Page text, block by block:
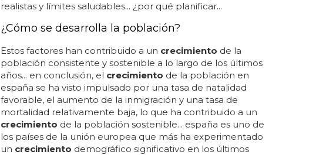
realistas y límites saludables... ¿por qué planificar...
¿Cómo se desarrolla la población?
Estos factores han contribuido a un crecimiento de la
población consistente y sostenible a lo largo de los últimos
años... en conclusión, el crecimiento de la población en
españa se ha visto impulsado por una tasa de natalidad
favorable, el aumento de la inmigración y una tasa de
mortalidad relativamente baja, lo que ha contribuido a un
crecimiento de la población sostenible... españa es uno de
los países de la unión europea que más ha experimentado
un crecimiento demográfico significativo en los últimos